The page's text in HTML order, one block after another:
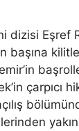
dizisi Eşref
başına
çarpıcı